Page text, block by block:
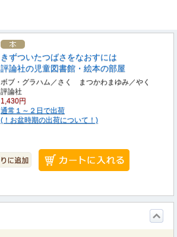
きずついたつばさをなおすには
評論社の児童図書館・絵本の部屋
ボブ・グラハム／さく まつかわまゆみ／やく
評論社
1,430円
通常１～２日で出荷
(！お盆時期の出荷について！)